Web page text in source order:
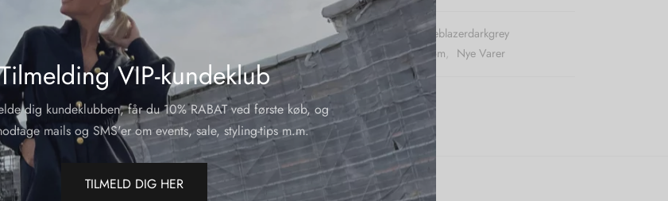
VIP-kundeklub
dig kundeklubben, får du 10% RABAT ved første køb, og
mails og SMS'er om events, sale, styling-tips m.m.
TILMELD DIG HER
Varenummer (SKU): Modstromlonnieblazerdarkgrey
Kategorier: 40% , Modström, Nye Varer
Del